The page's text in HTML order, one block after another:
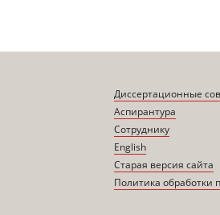
Диссертационные
Аспирантура
Сотруднику
English
Старая версия сайта
Политика обработки